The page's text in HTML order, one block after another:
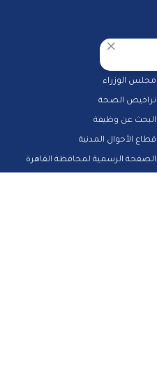
روابط هامة
مجلس الوزراء
تراخيص الصحة
البحث عن وظيفة
قطاع الأحوال المدنية
الصفحة الرسمية لمحافظة القاهرة